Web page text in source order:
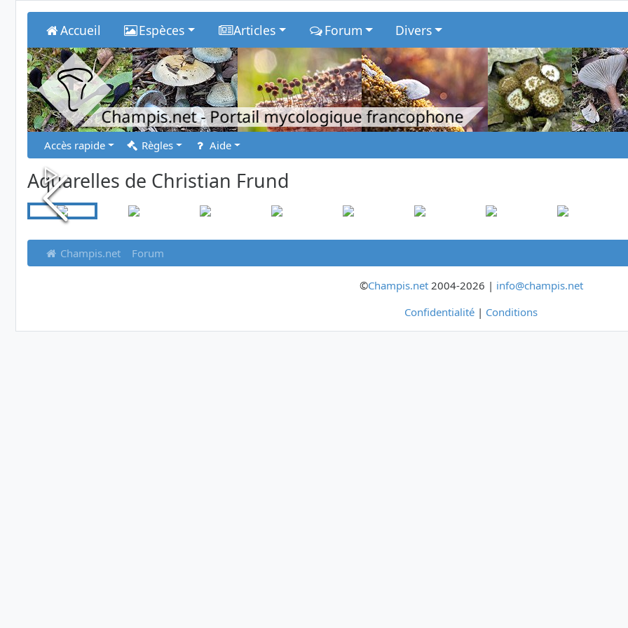
Accueil Espèces Articles Forum Divers
Champis.net- Portail mycologique francophone
Accès rapide Règles Aide
Aquarelles de Christian Frund
Champis.net Forum
©Champis.net2004-2026 | info@champis.net
Confidentialité | Conditions